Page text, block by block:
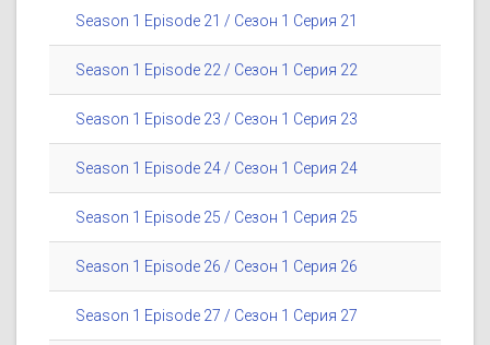
Season 1 Episode 21 / Сезон 1 Серия 21
Season 1 Episode 22 / Сезон 1 Серия 22
Season 1 Episode 23 / Сезон 1 Серия 23
Season 1 Episode 24 / Сезон 1 Серия 24
Season 1 Episode 25 / Сезон 1 Серия 25
Season 1 Episode 26 / Сезон 1 Серия 26
Season 1 Episode 27 / Сезон 1 Серия 27